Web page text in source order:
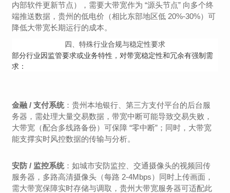
内部软件更新节点），需要大带宽作为 “源头节点” 向多个终
端推送数据，贵州的低电价（相比东部地区低 20%-30%）可
降低大带宽长期运行的成本。
四、 特殊行业合规与稳定性要求
部分行业因监管要求或业务特性，对带宽稳定性和冗余有强制需
求：
金融 / 支付系统：贵州本地银行、第三方支付平台的后台服
务器，需处理大量交易数据，带宽中断可能导致交易失败，
大带宽（配合多线路备份）可保障 “零中断”；同时，大带宽
能支撑实时风控数据的传输与分析。
安防 / 监控系统：如城市安防监控、交通摄像头的视频回传
服务器，多路高清摄像头（每路 2-4Mbps）同时上传画面，
需大带宽保障实时存储与调取，贵州大带宽服务器可适配此